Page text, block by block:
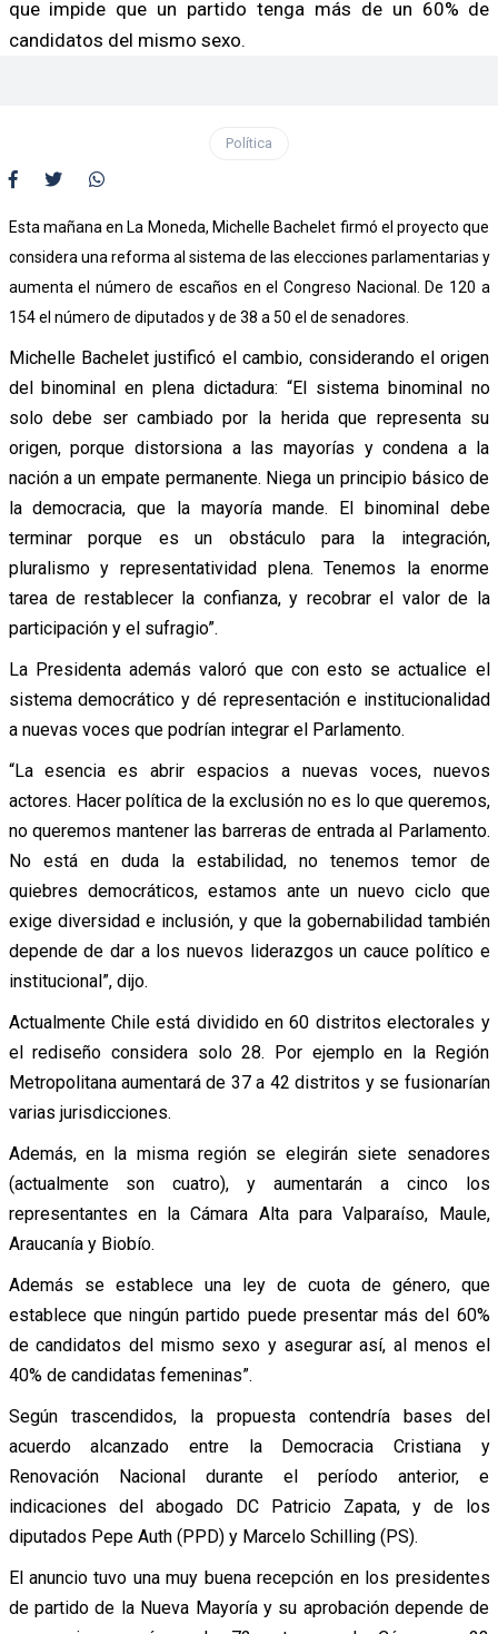
que impide que un partido tenga más de un 60% de
candidatos del mismo sexo.
Política
Esta mañana en La Moneda, Michelle Bachelet firmó el proyecto que
considera una reforma al sistema de las elecciones parlamentarias y
aumenta el número de escaños en el Congreso Nacional. De 120 a
154 el número de diputados y de 38 a 50 el de senadores.
Michelle Bachelet justificó el cambio, considerando el origen
del binominal en plena dictadura: “El sistema binominal no
solo debe ser cambiado por la herida que representa su
origen, porque distorsiona a las mayorías y condena a la
nación a un empate permanente. Niega un principio básico de
la democracia, que la mayoría mande. El binominal debe
terminar porque es un obstáculo para la integración,
pluralismo y representatividad plena. Tenemos la enorme
tarea de restablecer la confianza, y recobrar el valor de la
participación y el sufragio”.
La Presidenta además valoró que con esto se actualice el
sistema democrático y dé representación e institucionalidad
a nuevas voces que podrían integrar el Parlamento.
“La esencia es abrir espacios a nuevas voces, nuevos
actores. Hacer política de la exclusión no es lo que queremos,
no queremos mantener las barreras de entrada al Parlamento.
No está en duda la estabilidad, no tenemos temor de
quiebres democráticos, estamos ante un nuevo ciclo que
exige diversidad e inclusión, y que la gobernabilidad también
depende de dar a los nuevos liderazgos un cauce político e
institucional”, dijo.
Actualmente Chile está dividido en 60 distritos electorales y
el rediseño considera solo 28. Por ejemplo en la Región
Metropolitana aumentará de 37 a 42 distritos y se fusionarían
varias jurisdicciones.
Además, en la misma región se elegirán siete senadores
(actualmente son cuatro), y aumentarán a cinco los
representantes en la Cámara Alta para Valparaíso, Maule,
Araucanía y Biobío.
Además se establece una ley de cuota de género, que
establece que ningún partido puede presentar más del 60%
de candidatos del mismo sexo y asegurar así, al menos el
40% de candidatas femeninas”.
Según trascendidos, la propuesta contendría bases del
acuerdo alcanzado entre la Democracia Cristiana y
Renovación Nacional durante el período anterior, e
indicaciones del abogado DC Patricio Zapata, y de los
diputados Pepe Auth (PPD) y Marcelo Schilling (PS).
El anuncio tuvo una muy buena recepción en los presidentes
de partido de la Nueva Mayoría y su aprobación depende de